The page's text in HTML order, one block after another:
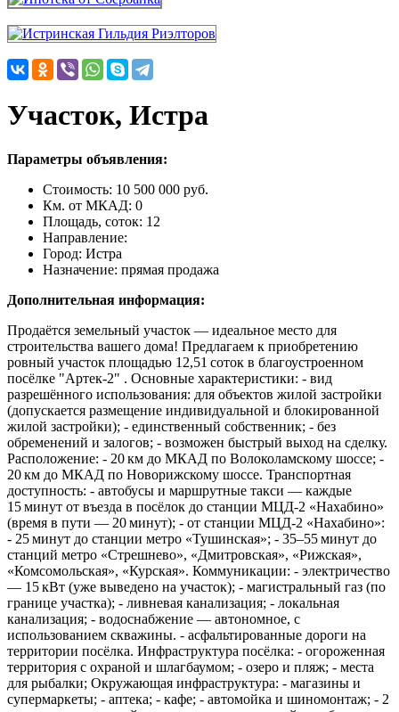
Участок, Истра
Параметры объявления:
Стоимость: 10 500 000 руб.
Км. от МКАД: 0
Площадь, соток: 12
Направление:
Город: Истра
Назначение: прямая продажа
Дополнительная информация:
Продаётся земельный участок — идеальное место для
строительства вашего дома! Предлагаем к приобретению
ровный участок площадью 12,51 соток в благоустроенном
посёлке "Артек-2" . Основные характеристики: - вид
разрешённого использования: для объектов жилой застройки
(допускается размещение индивидуальной и блокированной
жилой застройки); - единственный собственник; - без
обременений и залогов; - возможен быстрый выход на сделку.
Расположение: - 20 км до МКАД по Волоколамскому шоссе; -
20 км до МКАД по Новорижскому шоссе. Транспортная
доступность: - автобусы и маршрутные такси — каждые
15 минут от въезда в посёлок до станции МЦД‑2 «Нахабино»
(время в пути — 20 минут); - от станции МЦД‑2 «Нахабино»:
- 25 минут до станции метро «Тушинская»; - 35–55 минут до
станций метро «Стрешнево», «Дмитровская», «Рижская»,
«Комсомольская», «Курская». Коммуникации: - электричество
— 15 кВт (уже выведено на участок); - магистральный газ (по
границе участка); - ливневая канализация; - локальная
канализация; - водоснабжение — автономное, с
использованием скважины. - асфальтированные дороги на
территории посёлка. Инфраструктура посёлка: - огороженная
территория с охраной и шлагбаумом; - озеро и пляж; - места
для рыбалки; Окружающая инфраструктура: - магазины и
супермаркеты; - аптека; - кафе; - автомойка и шиномонтаж; - 2